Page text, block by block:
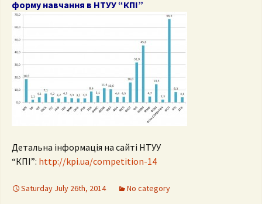
форму навчання в НТУУ “КПІ”
Детальна інформація на сайті НТУУ
“КПІ”: http://kpi.ua/competition-14
Saturday July 26th, 2014 No category